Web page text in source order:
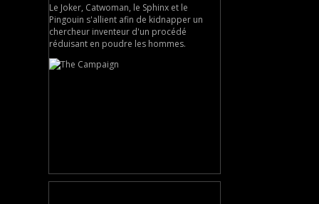
Le Joker, Catwoman, le Sphinx et le
Pingouin s'allient afin de kidnapper un
chercheur inventeur d'un procédé
réduisant en poudre les hommes.